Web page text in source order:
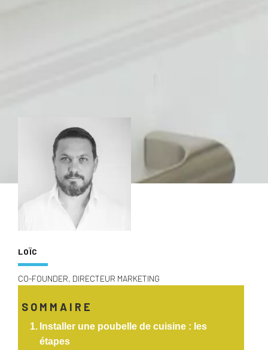
LOÏC
CO-FOUNDER, DIRECTEUR MARKETING
SOMMAIRE
Installer une poubelle de cuisine : les
étapes